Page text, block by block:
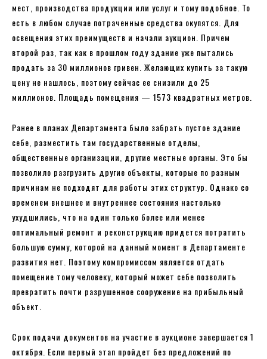
мест, производства продукции или услуг и тому подобное. То
есть в любом случае потраченные средства окупятся. Для
освещения этих преимуществ и начали аукцион. Причем
второй раз, так как в прошлом году здание уже пытались
продать за 30 миллионов гривен. Желающих купить за такую ​​
цену не нашлось, поэтому сейчас ее снизили до 25
миллионов. Площадь помещения — 1573 квадратных метров.
Ранее в планах Департамента было забрать пустое здание
себе, разместить там государственные отделы,
общественные организации, другие местные органы. Это бы
позволило разгрузить другие объекты, которые по разным
причинам не подходят для работы этих структур. Однако со
временем внешнее и внутреннее состояния настолько
ухудшились, что на один только более или менее
оптимальный ремонт и реконструкцию придется потратить
большую сумму, которой на данный момент в Департаменте
развития нет. Поэтому компромиссом является отдать
помещение тому человеку, который может себе позволить
превратить почти разрушенное сооружение на прибыльный
объект.
Срок подачи документов на участие в аукционе завершается 1
октября. Если первый этап пройдет без предложений по